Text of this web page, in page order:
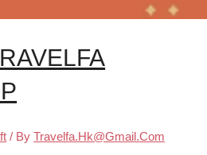
/ ByTravelfa.hk@gmail.com